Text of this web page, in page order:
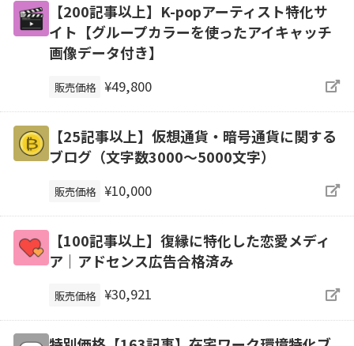
【200記事以上】K-popアーティスト特化サ
イト【グループカラーを使ったアイキャッチ
画像データ付き】
販売価格 ¥49,800
【25記事以上】仮想通貨・暗号通貨に関する
ブログ（文字数3000～5000文字）
販売価格 ¥10,000
【100記事以上】復縁に特化した恋愛メディ
ア｜アドセンス広告合格済み
販売価格 ¥30,921